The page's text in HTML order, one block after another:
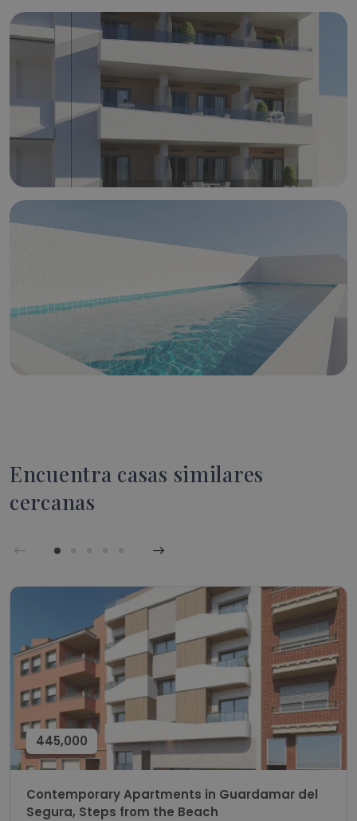
Encuentra casas similares
cercanas
445,000
Contemporary Apartments in Guardamar del
Segura, Steps from the Beach